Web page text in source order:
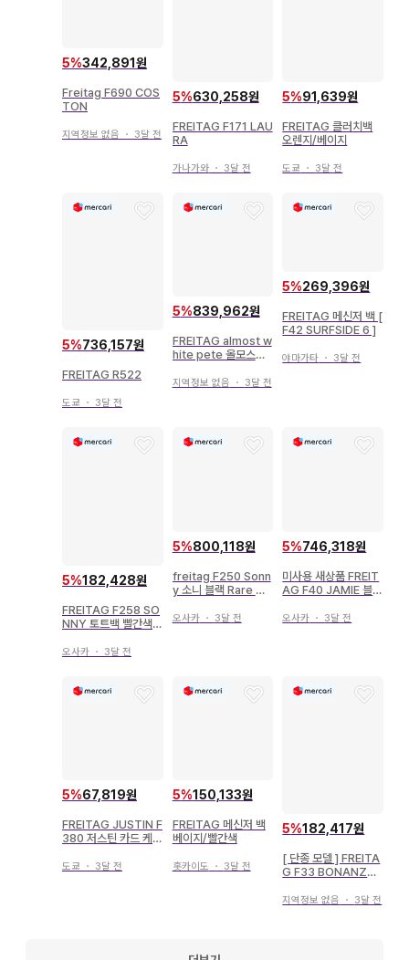
5%342,891원
Freitag F690 COS
TON
지역정보 없음 ・ 3달 전
5%630,258원
FREITAG F171 LAU
RA
가나가와・ 3달 전
5%91,639원
FREITAG 클러치백
오렌지/베이지
도쿄 ・ 3달 전
5%736,157원
FREITAG R522
도쿄 ・ 3달 전
5%839,962원
FREITAG almost w
hite pete 올모스트
지역정보 없음 ・ 3달 전
5%269,396원
FREITAG 메신저 백 [
F42 SURFSIDE 6 ]
야마가타 ・ 3달 전
5%182,428원
FREITAG F258 SO
NNY 토트백 빨간색/
오사카 ・ 3달 전
5%800,118원
freitag F250 Sonn
y 소니 블랙 Rare 리
오사카・ 3달 전
5%746,318원
미사용 새상품 FREIT
AG F40 JAMIE 블랙
오사카 ・ 3달 전
5%67,819원
FREITAG JUSTIN F
380 저스틴 카드 케이
도쿄 ・ 3달 전
5%150,133원
FREITAG 메신저 백
베이지/빨간색
홋카이도 ・ 3달 전
5%182,417원
[ 단종 모델 ] FREITA
G F33 BONANZA
지역정보 없음 ・ 3달 전